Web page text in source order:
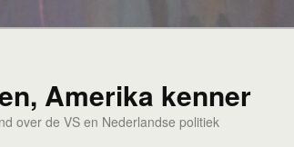
Amerika kenner
over de VS en Nederlandse politiek